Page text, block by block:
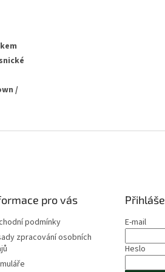
/
pro vás
podmínky
zpracování osobních
E-mail
Heslo